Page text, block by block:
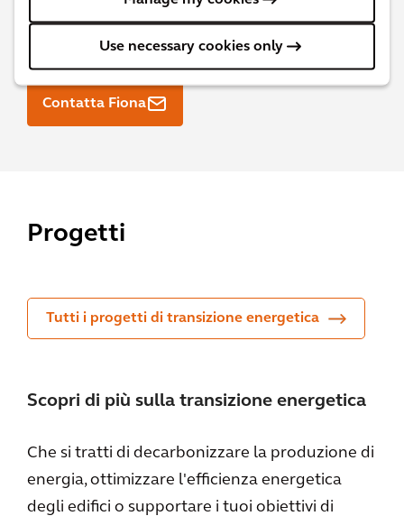
Use necessary cookies only
Fiona Semple,Global Advisor, Industrial
Decarbonization
Contatta Fiona
Progetti
Tutti i progetti di transizione energetica
Scopri di più sulla transizione energetica
Che si tratti di decarbonizzare la produzione di
energia, ottimizzare l'efficienza energetica
degli edifici o supportare i tuoi obiettivi di